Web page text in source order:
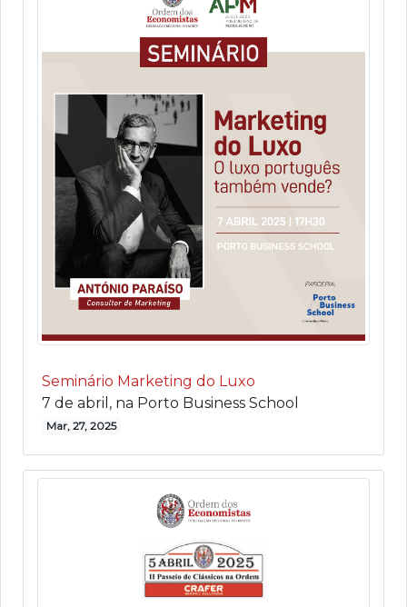
Seminário Marketing do Luxo
7 de abril, na Porto Business School
Mar, 27, 2025